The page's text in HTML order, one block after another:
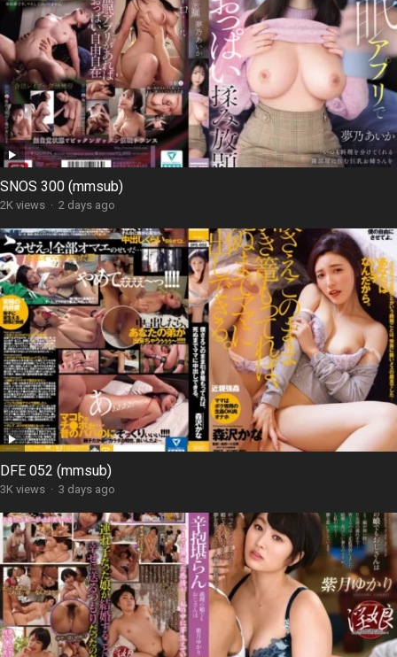
SNOS 300 (mmsub)
2K views · 2 days ago
DFE 052 (mmsub)
3K views · 3 days ago